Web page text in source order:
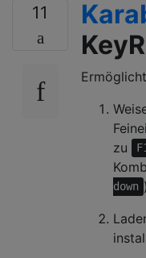
11
zu
down